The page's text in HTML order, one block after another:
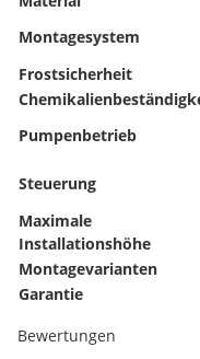
Montagesystem
Frostsicherheit
Pumpenbetrieb
Steuerung
Maximale
Installationshöhe
Montagevarianten
Garantie
Bewertungen